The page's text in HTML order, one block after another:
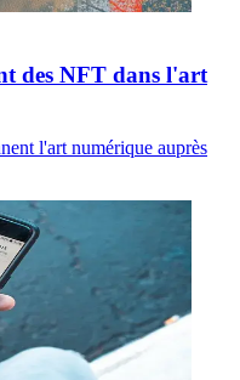
des NFT dans l'art
l'art numérique auprès